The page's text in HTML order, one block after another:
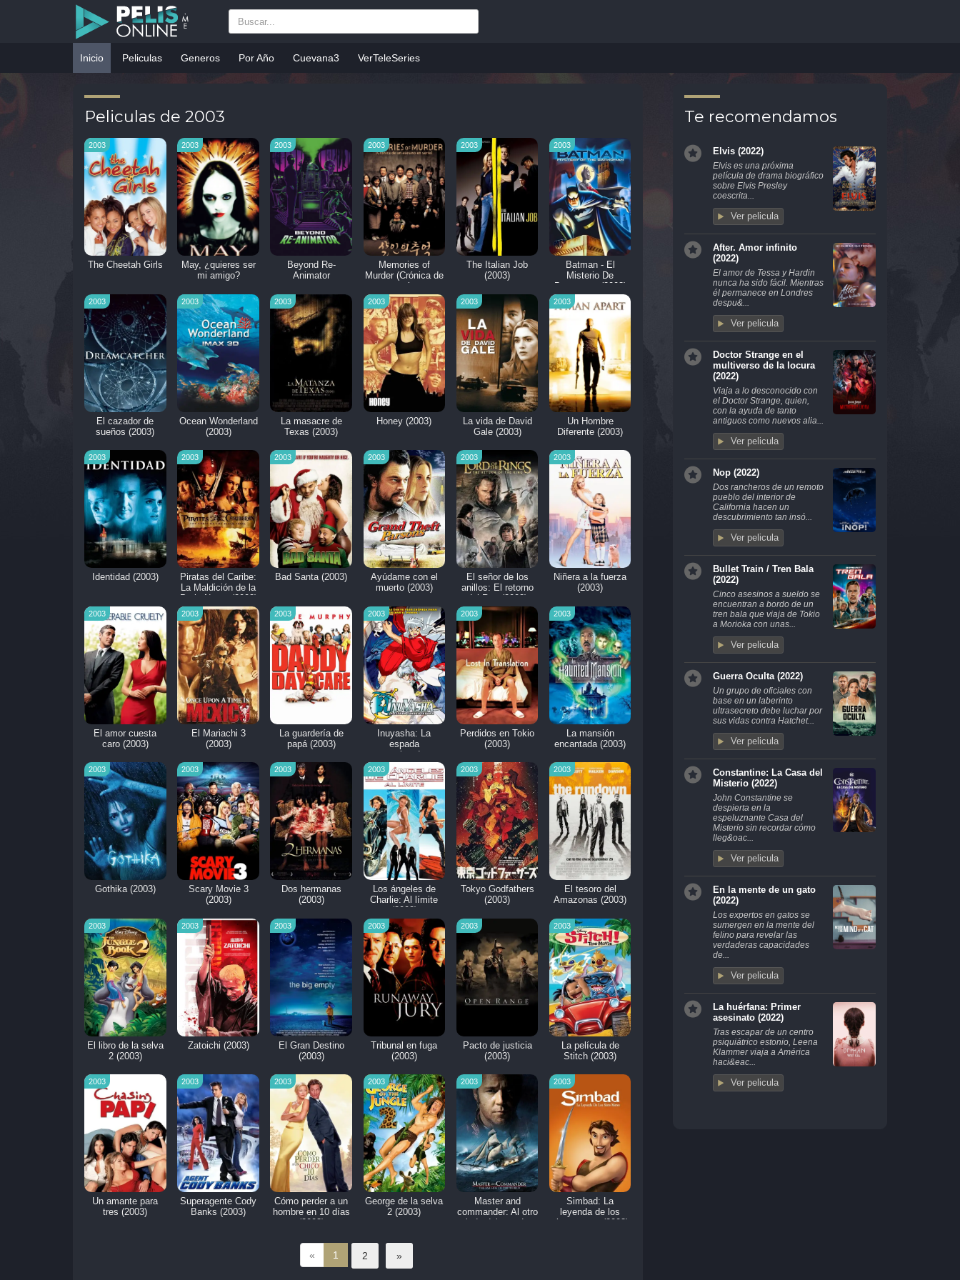
Inicio Peliculas Generos Por Año Cuevana3 VerTeleSeries
Peliculas de 2003
2003
The Cheetah Girls
2003
May, ¿quieres ser
mi amigo?
2003
Beyond Re-
Animator
2003
Memories of
Murder (Crónica de
serie)
2003
The Italian Job
(2003)
2003
Batman - El
Misterio De
2003
El cazador de
sueños (2003)
2003
Ocean Wonderland
(2003)
2003
La masacre de
Texas (2003)
2003
Honey (2003)
2003
La vida de David
Gale (2003)
2003
Un Hombre
Diferente (2003)
2003
Identidad (2003)
2003
Piratas del Caribe:
La Maldición de la
2003
Bad Santa (2003)
2003
Ayúdame con el
muerto (2003)
2003
El señor de los
anillos: El retorno
2003
Niñera a la fuerza
(2003)
2003
El amor cuesta
caro (2003)
2003
El Mariachi 3
(2003)
2003
La guardería de
papá (2003)
2003
Inuyasha: La
espada
conquistadora
(2003)
2003
Perdidos en Tokio
(2003)
2003
La mansión
encantada (2003)
2003
Gothika (2003)
2003
Scary Movie 3
(2003)
2003
Dos hermanas
(2003)
2003
Los ángeles de
Charlie: Al límite
2003
Tokyo Godfathers
(2003)
2003
El tesoro del
Amazonas (2003)
2003
El libro de la selva
2 (2003)
2003
Zatoichi (2003)
2003
El Gran Destino
(2003)
2003
Tribunal en fuga
(2003)
2003
Pacto de justicia
(2003)
2003
La película de
Stitch (2003)
2003
Un amante para
tres (2003)
2003
Superagente Cody
Banks (2003)
2003
Cómo perder a un
hombre en 10 días
2003
George de la selva
2 (2003)
2003
Master and
commander: Al otro
2003
Simbad: La
leyenda de los
« 1 2 »
Te recomendamos
Elvis (2022)
Elvis es una próxima
película de drama biográfico
sobre Elvis Presley
coescrita...
Ver pelicula
After. Amor infinito
(2022)
El amor de Tessa y Hardin
nunca ha sido fácil. Mientras
él permanece en Londres
despu&...
Ver pelicula
Doctor Strange en el
multiverso de la locura
(2022)
Viaja a lo desconocido con
el Doctor Strange, quien,
con la ayuda de tanto
antiguos como nuevos alia...
Ver pelicula
Nop (2022)
Dos rancheros de un remoto
pueblo del interior de
California hacen un
descubrimiento tan insó...
Ver pelicula
Bullet Train / Tren Bala
(2022)
Cinco asesinos a sueldo se
encuentran a bordo de un
tren bala que viaja de Tokio
a Morioka con unas...
Ver pelicula
Guerra Oculta (2022)
Un grupo de oficiales con
base en un laberinto
ultrasecreto debe luchar por
sus vidas contra Hatchet...
Ver pelicula
Constantine: La Casa del
Misterio (2022)
John Constantine se
despierta en la
espeluznante Casa del
Misterio sin recordar cómo
lleg&oac...
Ver pelicula
En la mente de un gato
(2022)
Los expertos en gatos se
sumergen en la mente del
felino para revelar las
verdaderas capacidades
de...
Ver pelicula
La huérfana: Primer
asesinato (2022)
Tras escapar de un centro
psiquiátrico estonio, Leena
Klammer viaja a América
haci&eac...
Ver pelicula